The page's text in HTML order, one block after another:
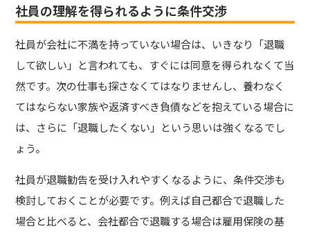
社員の理解を得られるように条件交渉
社員が会社に不満を持っていない場合は、いきなり「退職
して欲しい」と言われても、すぐには同意を得られなくて当
然です。次の仕事も探さなくてはなりませんし、養わなく
てはならない家族や返済すべき負債などを抱えている場合に
は、さらに「退職したくない」という思いは強くなるでし
ょう。
社員が退職勧告を受け入れやすくなるように、条件交渉も
検討しておくことが必要です。例えば自己都合で退職した
場合と比べると、会社都合で退職する場合は雇用保険の基